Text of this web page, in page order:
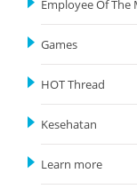
Employee Of The
Games
HOT Thread
Kesehatan
Learn more